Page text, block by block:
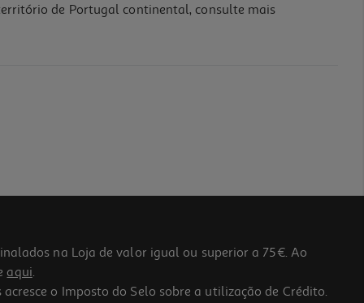
de Portugal continental, consulte mais
na Loja de valor igual ou superior a 75€. Ao
aqui.
o Imposto do Selo sobre a utilização de Crédito.